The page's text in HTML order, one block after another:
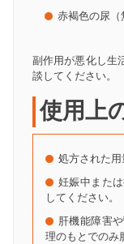
赤褐色の尿（
副作用が悪化し生
談してください。
使用上
処方された用
妊娠中また
してください。
肝機能障害
理のもとでのみ